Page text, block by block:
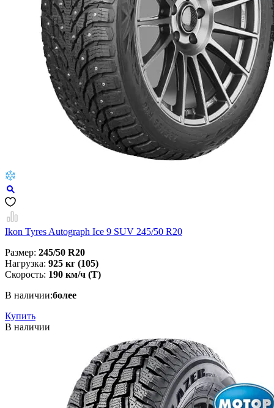
Ikon Tyres Autograph Ice 9 SUV 245/50 R20
Размер: 245/50 R20
Нагрузка: 925 кг (105)
Скорость: 190 км/ч (T)
В наличии:более
Купить
В наличии